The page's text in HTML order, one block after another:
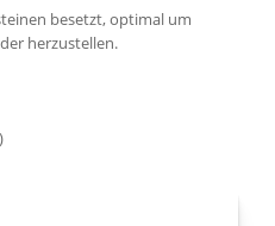
besetzt, optimal um
herzustellen.